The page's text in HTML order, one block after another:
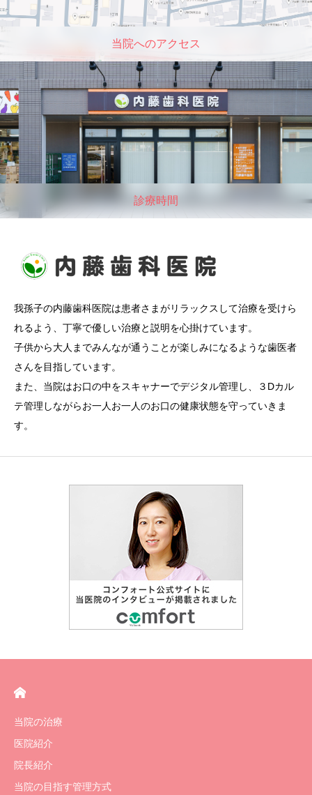
当院へのアクセス
診療時間
我孫子の内藤歯科医院は患者さまがリラックスして治療を受けら
れるよう、丁寧で優しい治療と説明を心掛けています。
子供から大人までみんなが通うことが楽しみになるような歯医者
さんを目指しています。
また、当院はお口の中をスキャナーでデジタル管理し、３Dカル
テ管理しながらお一人お一人のお口の健康状態を守っていきま
す。
当院の治療
医院紹介
院長紹介
当院の目指す管理方式